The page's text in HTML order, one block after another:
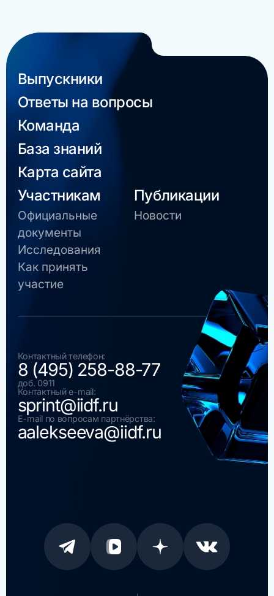
Выпускники
Ответы на вопросы
Команда
База знаний
Карта сайта
Участникам
Официальные
документы
Исследования
Как принять
участие
Публикации
Новости
Контактный телефон:
8 (495) 258-88-77
доб. 0911
Контактный e-mail:
sprint@iidf.ru
E-mail по вопросам партнёрства:
aalekseeva@iidf.ru